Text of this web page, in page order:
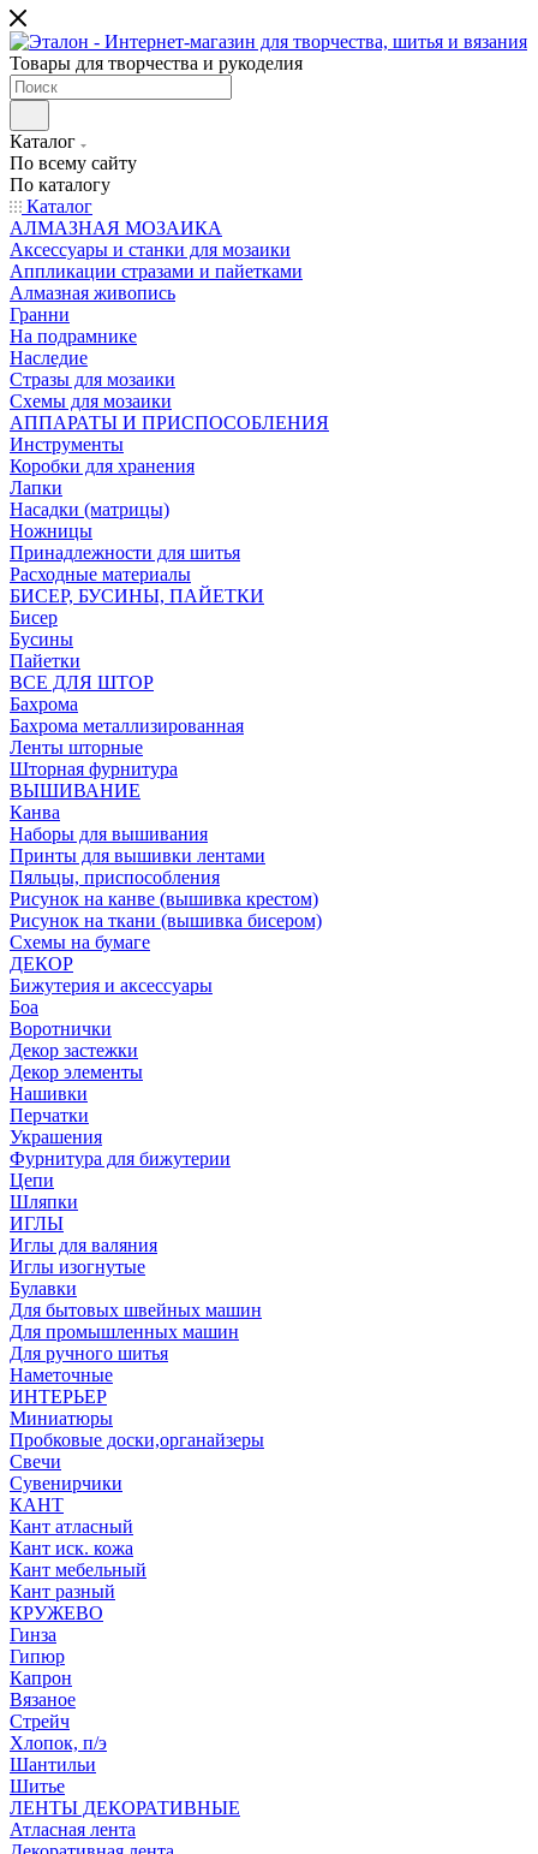
Товары для творчества и рукоделия
Каталог
По всему сайту
По каталогу
Каталог
АЛМАЗНАЯ МОЗАИКА
Аксессуары и станки для мозаики
Аппликации стразами и пайетками
Алмазная живопись
Гранни
На подрамнике
Наследие
Стразы для мозаики
Схемы для мозаики
АППАРАТЫ И ПРИСПОСОБЛЕНИЯ
Инструменты
Коробки для хранения
Лапки
Насадки (матрицы)
Ножницы
Принадлежности для шитья
Расходные материалы
БИСЕР, БУСИНЫ, ПАЙЕТКИ
Бисер
Бусины
Пайетки
ВСЕ ДЛЯ ШТОР
Бахрома
Бахрома металлизированная
Ленты шторные
Шторная фурнитура
ВЫШИВАНИЕ
Канва
Наборы для вышивания
Принты для вышивки лентами
Пяльцы, приспособления
Рисунок на канве (вышивка крестом)
Рисунок на ткани (вышивка бисером)
Схемы на бумаге
ДЕКОР
Бижутерия и аксессуары
Боа
Воротнички
Декор застежки
Декор элементы
Нашивки
Перчатки
Украшения
Фурнитура для бижутерии
Цепи
Шляпки
ИГЛЫ
Иглы для валяния
Иглы изогнутые
Булавки
Для бытовых швейных машин
Для промышленных машин
Для ручного шитья
Наметочные
ИНТЕРЬЕР
Миниатюры
Пробковые доски,органайзеры
Свечи
Сувенирчики
КАНТ
Кант атласный
Кант иск. кожа
Кант мебельный
Кант разный
КРУЖЕВО
Гинза
Гипюр
Капрон
Вязаное
Стрейч
Хлопок, п/э
Шантильи
Шитье
ЛЕНТЫ ДЕКОРАТИВНЫЕ
Атласная лента